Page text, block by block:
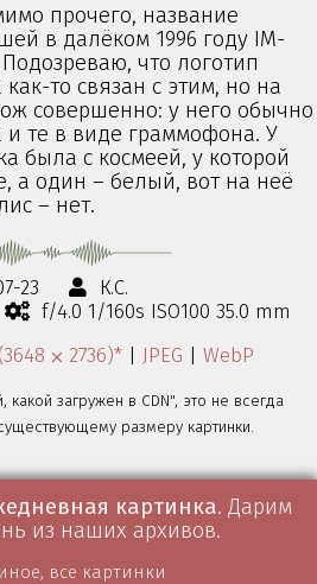
прочего, название
в далёком 1996 году IM-
что логотип
то связан с этим, но на
совершенно: у него обычно
и те в виде граммофона. У
была с космеей, у которой
а один – белый, вот на неё
– нет.
23
К.С.
f/4.0 1/160s ISO100 35.0 mm
⨉ 2736)* | JPEG | WebP
какой загружен в CDN", это не всегда
размеру картинки.
картинка. Дарим
из наших архивов.
все картинки